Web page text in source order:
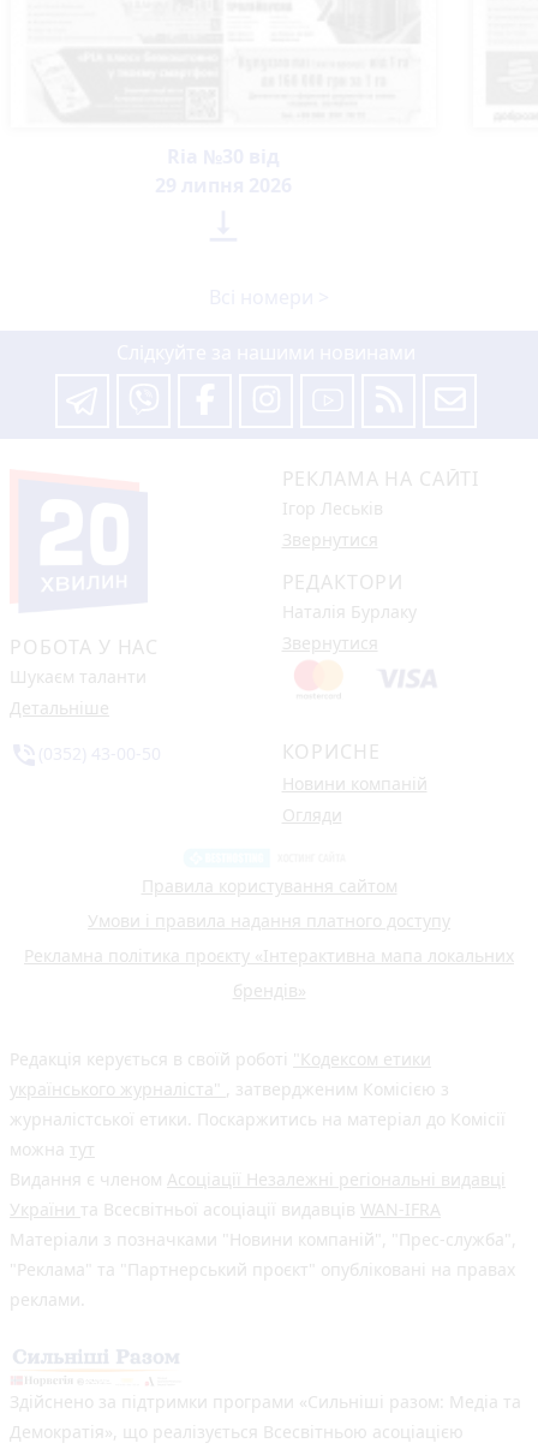
РОБОТА У НАС
Шукаєм таланти
Детальніше
РЕКЛАМА НА САЙТІ
Ігор Леськів
Звернутися
РЕДАКТОРИ
Наталія Бурлаку
Звернутися
КОРИСНЕ
Новини компаній
Огляди
Правила користування сайтом
Умови і правила надання платного доступу
Рекламна політика проєкту «Інтерактивна мапа локальних
брендів»
Редакція керується в своїй роботі "Кодексом етики
українського журналіста" , затвердженим Комісією з
журналістської етики. Поскаржитись на матеріал до Комісії
можна тут
Видання є членом Асоціації Незалежні регіональні видавці
України та Всесвітньої асоціації видавців WAN-IFRA
Матеріали з позначками "Новини компаній", "Прес-служба",
"Реклама" та "Партнерський проєкт" опубліковані на правах
реклами.
Здійснено за підтримки програми «Сильніші разом: Медіа та
Демократія», що реалізується Всесвітньою асоціацією